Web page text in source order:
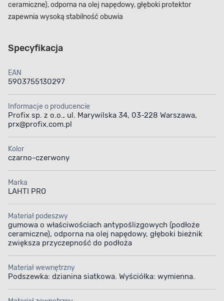
ceramiczne), odporna na olej napędowy, głęboki protektor
zapewnia wysoką stabilność obuwia
Specyfikacja
EAN
5903755130297
Informacje o producencie
Profix sp. z o.o., ul. Marywilska 34, 03-228 Warszawa,
prx@profix.com.pl
Kolor
czarno-czerwony
Marka
LAHTI PRO
Materiał podeszwy
gumowa o właściwościach antypoślizgowych (podłoże
ceramiczne), odporna na olej napędowy, głęboki bieżnik
zwiększa przyczepność do podłoża
Materiał wewnętrzny
Podszewka: dzianina siatkowa. Wyściółka: wymienna.